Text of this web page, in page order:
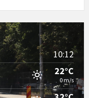
10:12
22°C
0 m/s